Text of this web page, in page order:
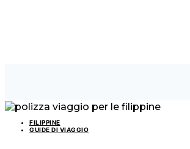
FILIPPINE
GUIDE DI VIAGGIO